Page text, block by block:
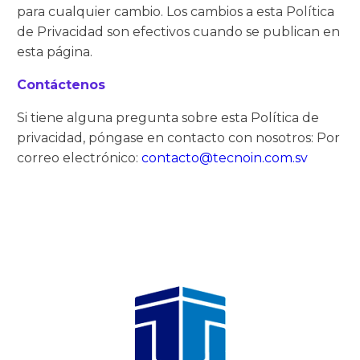
para cualquier cambio. Los cambios a esta Política
de Privacidad son efectivos cuando se publican en
esta página.
Contáctenos
Si tiene alguna pregunta sobre esta Política de
privacidad, póngase en contacto con nosotros: Por
correo electrónico: contacto@tecnoin.com.sv